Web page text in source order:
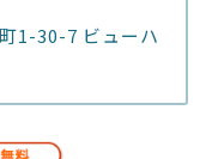
1-30-7 ビューハ